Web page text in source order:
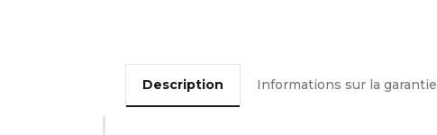
Description Informations sur la garantie